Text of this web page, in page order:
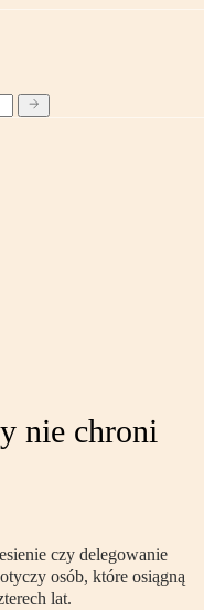
nie chroni
czy delegowanie
osób, które osiągną
lat.